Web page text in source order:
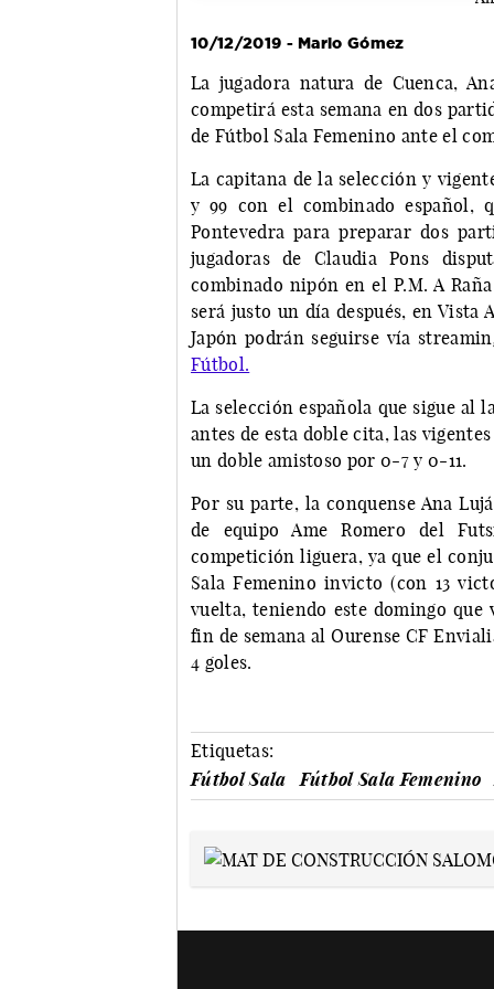
10/12/2019 - Mario Gómez
La jugadora natura de Cuenca,
competirá esta semana en dos
de Fútbol Sala Femenino ante el
La capitana de la selección y
y 99 con el combinado español,
Pontevedra para preparar dos
jugadoras de Claudia Pons
combinado nipón en el P.M. A
será justo un día después, en Vista
Japón podrán seguirse vía
Fútbol.
La selección española que sigue al
antes de esta doble cita, las
un doble amistoso por 0-7 y 0-11.
Por su parte, la conquense Ana
de equipo Ame Romero del
competición liguera, ya que el
Sala Femenino invicto (con 13
vuelta, teniendo este domingo
fin de semana al Ourense CF
4 goles.
Etiquetas:
Fútbol Sala
Fútbol Sala Femenino